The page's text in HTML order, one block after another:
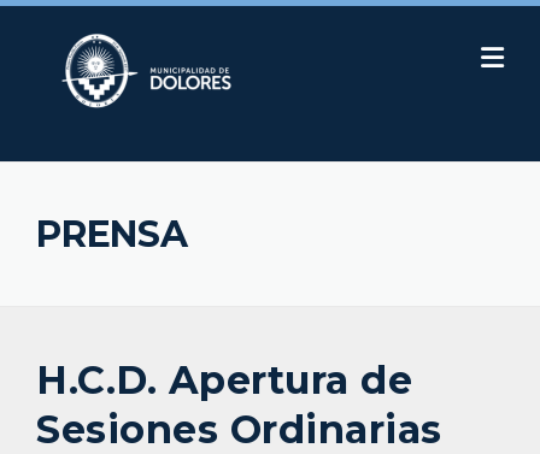
Skip
PRENSA
H.C.D. Apertura de
Sesiones Ordinarias